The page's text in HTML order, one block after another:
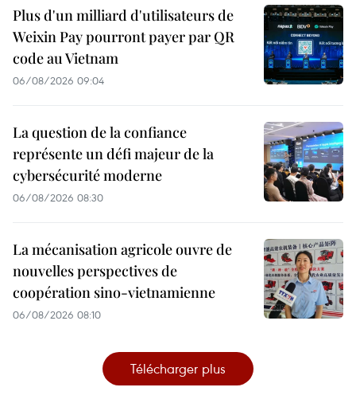
Plus d'un milliard d'utilisateurs de
Weixin Pay pourront payer par QR
code au Vietnam
06/08/2026 09:04
La question de la confiance
représente un défi majeur de la
cybersécurité moderne
06/08/2026 08:30
La mécanisation agricole ouvre de
nouvelles perspectives de
coopération sino-vietnamienne
06/08/2026 08:10
Télécharger plus